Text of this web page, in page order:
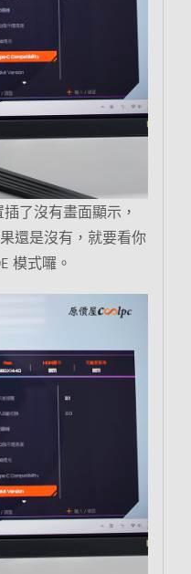
了沒有畫面顯示，
還是沒有，就要看你
模式囉。